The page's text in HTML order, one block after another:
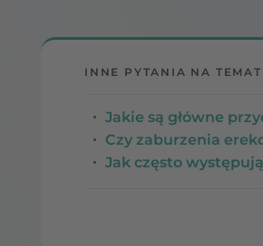
INNE PYTANIA NA TEMAT
Jakie są główne
Czy zaburzenia
Jak często